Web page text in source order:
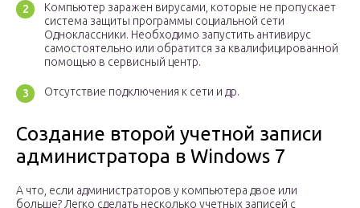
Компьютер заражен вирусами, которые не пропускает
система защиты программы социальной сети
Одноклассники. Необходимо запустить антивирус
самостоятельно или обратится за квалифицированной
помощью в сервисный центр.
Отсутствие подключения к сети и др.
Создание второй учетной записи
администратора в Windows 7
А что, если администраторов у компьютера двое или
больше? Легко сделать несколько учетных записей с